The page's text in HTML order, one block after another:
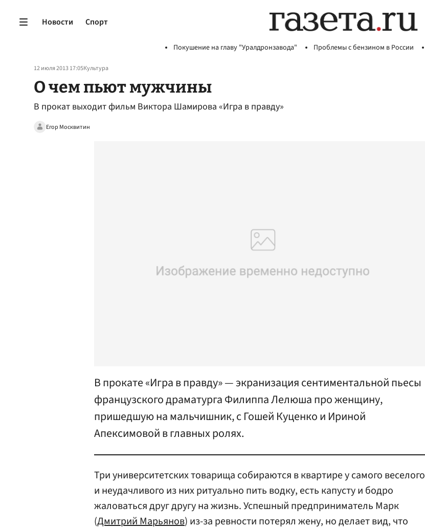
Новости Спорт
Покушение на главу "Уралдронзавода" Проблемы с бензином в России
12 июля 2013 17:05Культура
О чем пьют мужчины
В прокат выходит фильм Виктора Шамирова «Игра в правду»
Егор Москвитин
В прокате «Игра в правду» — экранизация сентиментальной пьесы
французского драматурга Филиппа Лелюша про женщину,
пришедшую на мальчишник, с Гошей Куценко и Ириной
Апексимовой в главных ролях.
Три университетских товарища собираются в квартире у самого веселого
и неудачливого из них ритуально пить водку, есть капусту и бодро
жаловаться друг другу на жизнь. Успешный предприниматель Марк
(Дмитрий Марьянов) из-за ревности потерял жену, но делает вид, что